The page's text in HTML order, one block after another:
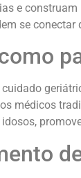
e
se
cuidado
médicos